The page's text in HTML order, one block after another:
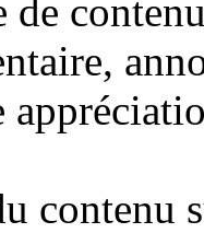
de
contenu